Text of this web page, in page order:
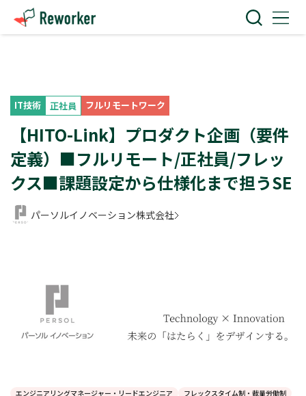
IT技術 正社員 フルリモートワーク
【HITO-Link】プロダクト企画（要件
定義）■フルリモート/正社員/フレッ
クス■課題設定から仕様化まで担うSE
パーソルイノベーション株式会社
エンジニアリングマネージャー・リードエンジニア
フレックスタイム制・裁量労働制